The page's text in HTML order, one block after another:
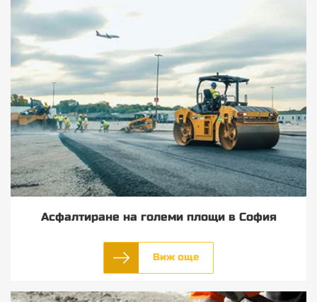
Асфалтиране на големи площи в София
Виж още